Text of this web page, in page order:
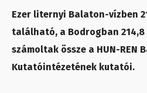
Ezer liternyi Balaton-vízben
található, a Bodrogban 214,8
számoltak össze a HUN-REN
Kutatóintézetének kutatói.